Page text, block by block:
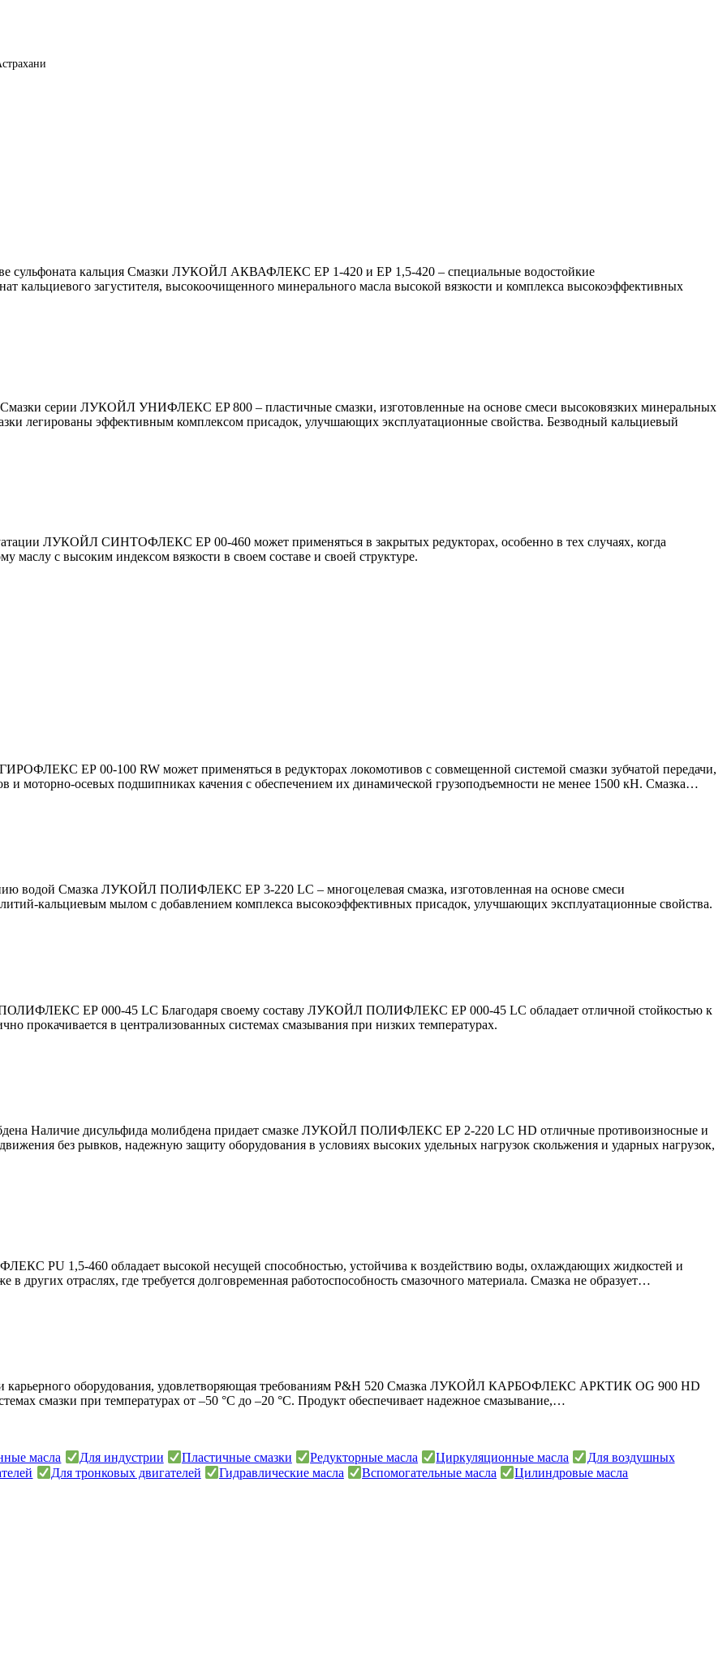
сульфоната кальция Смазки ЛУКОЙЛ АКВАФЛЕКС ЕР 1-420 и ЕР 1,5-420 – специальные водостойкие
кальциевого загустителя, высокоочищенного минерального масла высокой вязкости и комплекса высокоэффективных
серии ЛУКОЙЛ УНИФЛЕКС EP 800 – пластичные смазки, изготовленные на основе смеси высоковязких минеральных
легированы эффективным комплексом присадок, улучшающих эксплуатационные свойства. Безводный кальциевый
ЛУКОЙЛ СИНТОФЛЕКС ЕР 00-460 может применяться в закрытых редукторах, особенно в тех случаях, когда
с высоким индексом вязкости в своем составе и своей структуре.
ЕР 00-100 RW может применяться в редукторах локомотивов с совмещенной системой смазки зубчатой передачи,
моторно-осевых подшипниках качения с обеспечением их динамической грузоподъемности не менее 1500 кН. Смазка…
водой Смазка ЛУКОЙЛ ПОЛИФЛЕКС ЕР 3-220 LC – многоцелевая смазка, изготовленная на основе смеси
кальциевым мылом с добавлением комплекса высокоэффективных присадок, улучшающих эксплуатационные свойства.
ЕР 000-45 LC Благодаря своему составу ЛУКОЙЛ ПОЛИФЛЕКС ЕР 000-45 LC обладает отличной стойкостью к
прокачивается в централизованных системах смазывания при низких температурах.
Наличие дисульфида молибдена придает смазке ЛУКОЙЛ ПОЛИФЛЕКС ЕР 2-220 LC HD отличные противоизносные и
без рывков, надежную защиту оборудования в условиях высоких удельных нагрузок скольжения и ударных нагрузок,
PU 1,5-460 обладает высокой несущей способностью, устойчива к воздействию воды, охлаждающих жидкостей и
других отраслях, где требуется долговременная работоспособность смазочного материала. Смазка не образует…
и карьерного оборудования, удовлетворяющая требованиям P&H 520 Смазка ЛУКОЙЛ КАРБОФЛЕКС АРКТИК OG 900 HD
смазки при температурах от –50 °С до –20 °С. Продукт обеспечивает надежное смазывание,…
масла Для индустрии Пластичные смазки Редукторные масла Циркуляционные масла
Для воздушных
Для тронковых двигателей Гидравлические масла Вспомогательные масла Цилиндровые масла